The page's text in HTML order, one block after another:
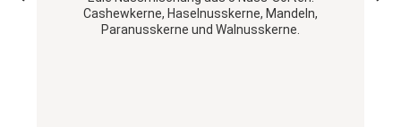
Cashewkerne, Haselnusskerne, Mandeln,
Paranusskerne und Walnusskerne.